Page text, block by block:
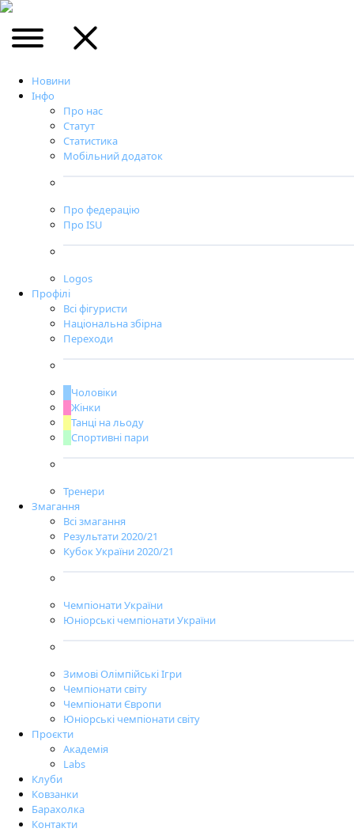
Новини
Інфо
Про нас
Статут
Статистика
Мобільний додаток
Про федерацію
Про ISU
Logos
Профілі
Всі фігуристи
Національна збірна
Переходи
Чоловіки
Жінки
Танці на льоду
Спортивні пари
Тренери
Змагання
Всі змагання
Результати 2020/21
Кубок України 2020/21
Чемпіонати України
Юніорські чемпіонати України
Зимові Олімпійські Ігри
Чемпіонати світу
Чемпіонати Європи
Юніорські чемпіонати світу
Проєкти
Академія
Labs
Клуби
Ковзанки
Барахолка
Контакти